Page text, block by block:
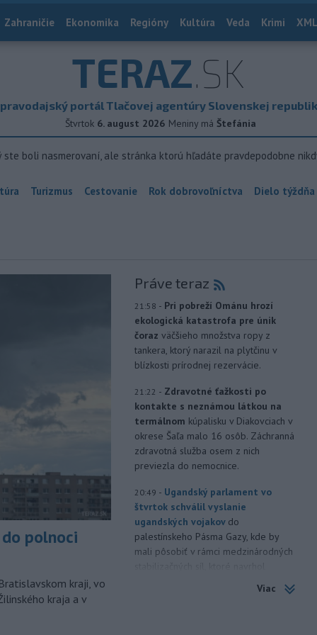
Zahraničie Ekonomika Regióny Kultúra Veda Krimi
TERAZ.SK
portál Tlačovej agentúry Slovenskej
Štvrtok 6. august 2026 Meniny má Štefánia
ste boli nasmerovaní, ale stránka ktorú hľadáte pravdepodobne
Turizmus Cestovanie Rok dobrovoľníctva Dielo týždňa
do polnoci
kraji, vo
kraja a v
Práve teraz
21:58 - Pri pobreží Ománu hrozí
ekologická katastrofa pre únik
čoraz väčšieho množstva ropy z
tankera, ktorý narazil na plytčinu v
blízkosti prírodnej rezervácie.
21:22 - Zdravotné ťažkosti po
kontakte s neznámou látkou na
termálnom kúpalisku v Diakovciach v
okrese Šaľa malo 16 osôb. Záchranná
zdravotná služba osem z nich
previezla do nemocnice.
20:49 - Ugandský parlament vo
štvrtok schválil vyslanie
ugandských vojakov do
palestínskeho Pásma Gazy, kde by
mali pôsobiť v rámci medzinárodných
Viac